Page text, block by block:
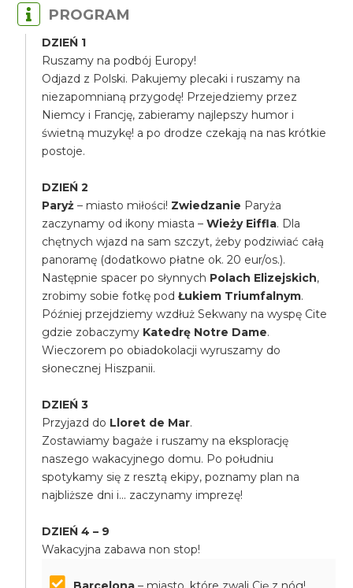
PROGRAM
DZIEŃ 1
Ruszamy na podbój Europy!
Odjazd z Polski. Pakujemy plecaki i ruszamy na
niezapomnianą przygodę! Przejedziemy przez
Niemcy i Francję, zabieramy najlepszy humor i
świetną muzykę! a po drodze czekają na nas krótkie
postoje.
DZIEŃ 2
Paryż– miasto miłości! Zwiedzanie Paryża
zaczynamy od ikony miasta –Wieży Eiffla. Dla
chętnych wjazd na sam szczyt, żeby podziwiać całą
panoramę (dodatkowo płatne ok. 20 eur/os.).
Następnie spacer po słynnych Polach Elizejskich,
zrobimy sobie fotkę pod Łukiem Triumfalnym.
Później przejdziemy wzdłuż Sekwany na wyspę Cite
gdzie zobaczymy Katedrę Notre Dame.
Wieczorem po obiadokolacji wyruszamy do
słonecznej Hiszpanii.
DZIEŃ 3
Przyjazd do Lloret de Mar.
Zostawiamy bagaże i ruszamy na eksplorację
naszego wakacyjnego domu. Po południu
spotykamy się z resztą ekipy, poznamy plan na
najbliższe dni i... zaczynamy imprezę!
DZIEŃ 4 – 9
Wakacyjna zabawa non stop!